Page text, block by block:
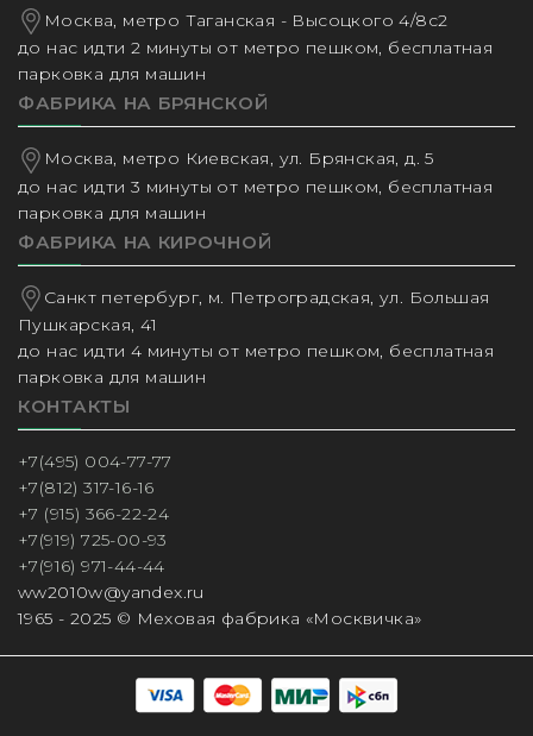
Москва, метро Таганская - Высоцкого 4/8с2
до нас идти 2 минуты от метро пешком, бесплатная
парковка для машин
ФАБРИКА НА БРЯНСКОЙ
Москва, метро Киевская, ул. Брянская, д. 5
до нас идти 3 минуты от метро пешком, бесплатная
парковка для машин
ФАБРИКА НА КИРОЧНОЙ
Санкт петербург, м. Петроградская, ул. Большая
Пушкарская, 41
до нас идти 4 минуты от метро пешком, бесплатная
парковка для машин
КОНТАКТЫ
+7(495) 004-77-77
+7(812) 317-16-16
+7 (915) 366-22-24
+7(919) 725-00-93
+7(916) 971-44-44
ww2010w@yandex.ru
1965 - 2025 © Меховая фабрика «Москвичка»